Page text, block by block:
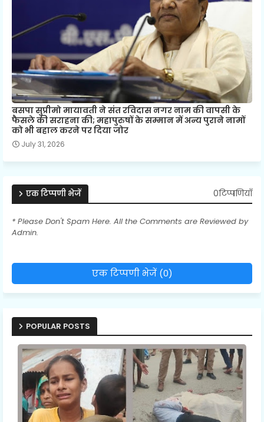
बसपा सुप्रीमो मायावती ने संत रविदास नगर नाम की वापसी के
फैसले की सराहना की; महापुरुषों के सम्मान में अन्य पुराने नामों
को भी बहाल करने पर दिया जोर
July 31, 2026
एक टिप्पणी भेजें 0टिप्पणियाँ
* Please Don't Spam Here. All the Comments are Reviewed by
Admin.
एक टिप्पणी भेजें (0)
POPULAR POSTS